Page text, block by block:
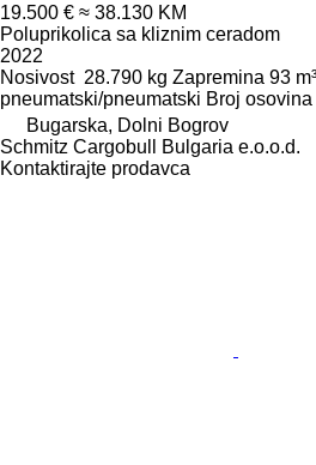
19.500 € ≈ 38.130 KM
Poluprikolica sa kliznim ceradom
2022
Nosivost 28.790 kg Zapremina 93 m³
pneumatski/pneumatski Broj osovina
Bugarska, Dolni Bogrov
Schmitz Cargobull Bulgaria e.o.o.d.
Kontaktirajte prodavca